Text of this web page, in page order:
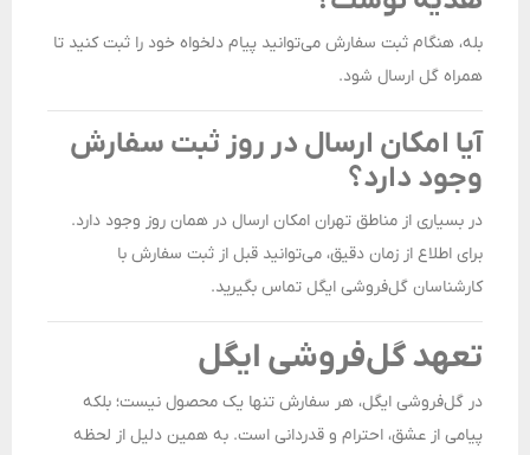
بله، هنگام ثبت سفارش می‌توانید پیام دلخواه خود را ثبت کنید تا
همراه گل ارسال شود.
آیا امکان ارسال در روز ثبت سفارش
وجود دارد؟
در بسیاری از مناطق تهران امکان ارسال در همان روز وجود دارد.
برای اطلاع از زمان دقیق، می‌توانید قبل از ثبت سفارش با
کارشناسان گل‌فروشی ایگل تماس بگیرید.
تعهد گل‌فروشی ایگل
در گل‌فروشی ایگل، هر سفارش تنها یک محصول نیست؛ بلکه
پیامی از عشق، احترام و قدردانی است. به همین دلیل از لحظه